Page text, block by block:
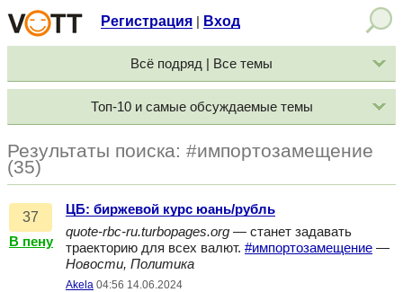
Регистрация Вход
Всё подряд | Все темы
Топ-10 и самые обсуждаемые темы
Результаты поиска: #импортозамещение
(35)
37
В пену
ЦБ: биржевой курс юань/рубль
quote-rbc-ru.turbopages.org — станет задавать
траекторию для всех валют. #импортозамещение —
Новости, Политика
Akela 04:56 14.06.2024